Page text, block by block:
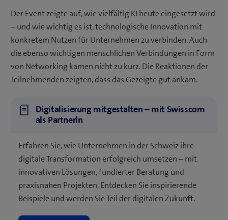
Der Event zeigte auf, wie vielfältig KI heute eingesetzt wird
– und wie wichtig es ist, technologische Innovation mit
konkretem Nutzen für Unternehmen zu verbinden. Auch
die ebenso wichtigen menschlichen Verbindungen in Form
von Networking kamen nicht zu kurz. Die Reaktionen der
Teilnehmenden zeigten, dass das Gezeigte gut ankam.
Digitalisierung mitgestalten – mit Swisscom
als Partnerin
Erfahren Sie, wie Unternehmen in der Schweiz ihre
digitale Transformation erfolgreich umsetzen – mit
innovativen Lösungen, fundierter Beratung und
praxisnahen Projekten. Entdecken Sie inspirierende
Beispiele und werden Sie Teil der digitalen Zukunft.